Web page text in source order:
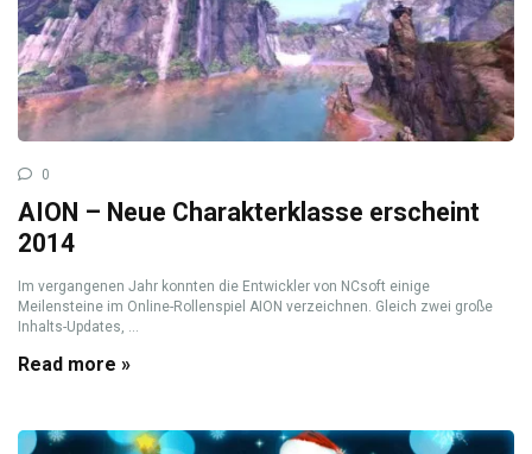
0
AION – Neue Charakterklasse erscheint
2014
Im vergangenen Jahr konnten die Entwickler von NCsoft einige
Meilensteine im Online-Rollenspiel AION verzeichnen. Gleich zwei große
Inhalts-Updates, ...
Read more »